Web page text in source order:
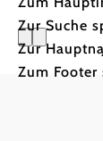
Zur Suche
Zur
Zum Footer